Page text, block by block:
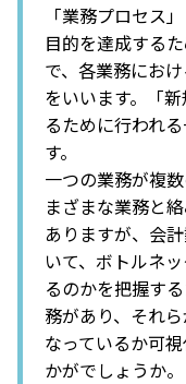
「業務プロセス
目的を達成する
で、各業務にお
をいいます。「
るために行われ
す。
一つの業務が複
まざまな業務と
ありますが、会
いて、ボトルネ
るのかを把握す
務があり、それ
なっているか可
かがでしょうか。